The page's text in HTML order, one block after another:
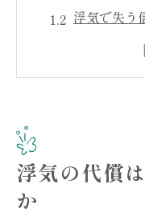
浮気で失う
浮気の代
償
浮気の代償
か